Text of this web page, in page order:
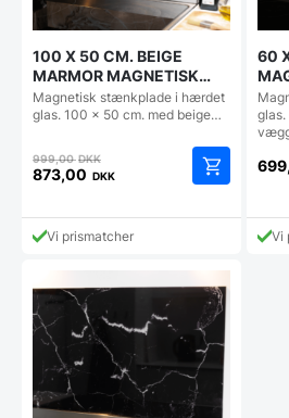
100 X 50 CM. BEIGE
MARMOR MAGNETISK
STÆNKPLADE
Magnetisk stænkplade i hærdet
glas. 100 x 50 cm. med beige…
999,00DKKDen
oprindelige
var:
999,00 DKK.
873,00 DKK
aktuelle
prisVi prismatcher
60
Vi